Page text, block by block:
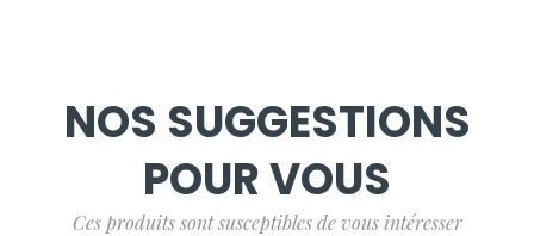
NOS SUGGESTIONS
POUR VOUS
Ces produits sont susceptibles de vous intéresser